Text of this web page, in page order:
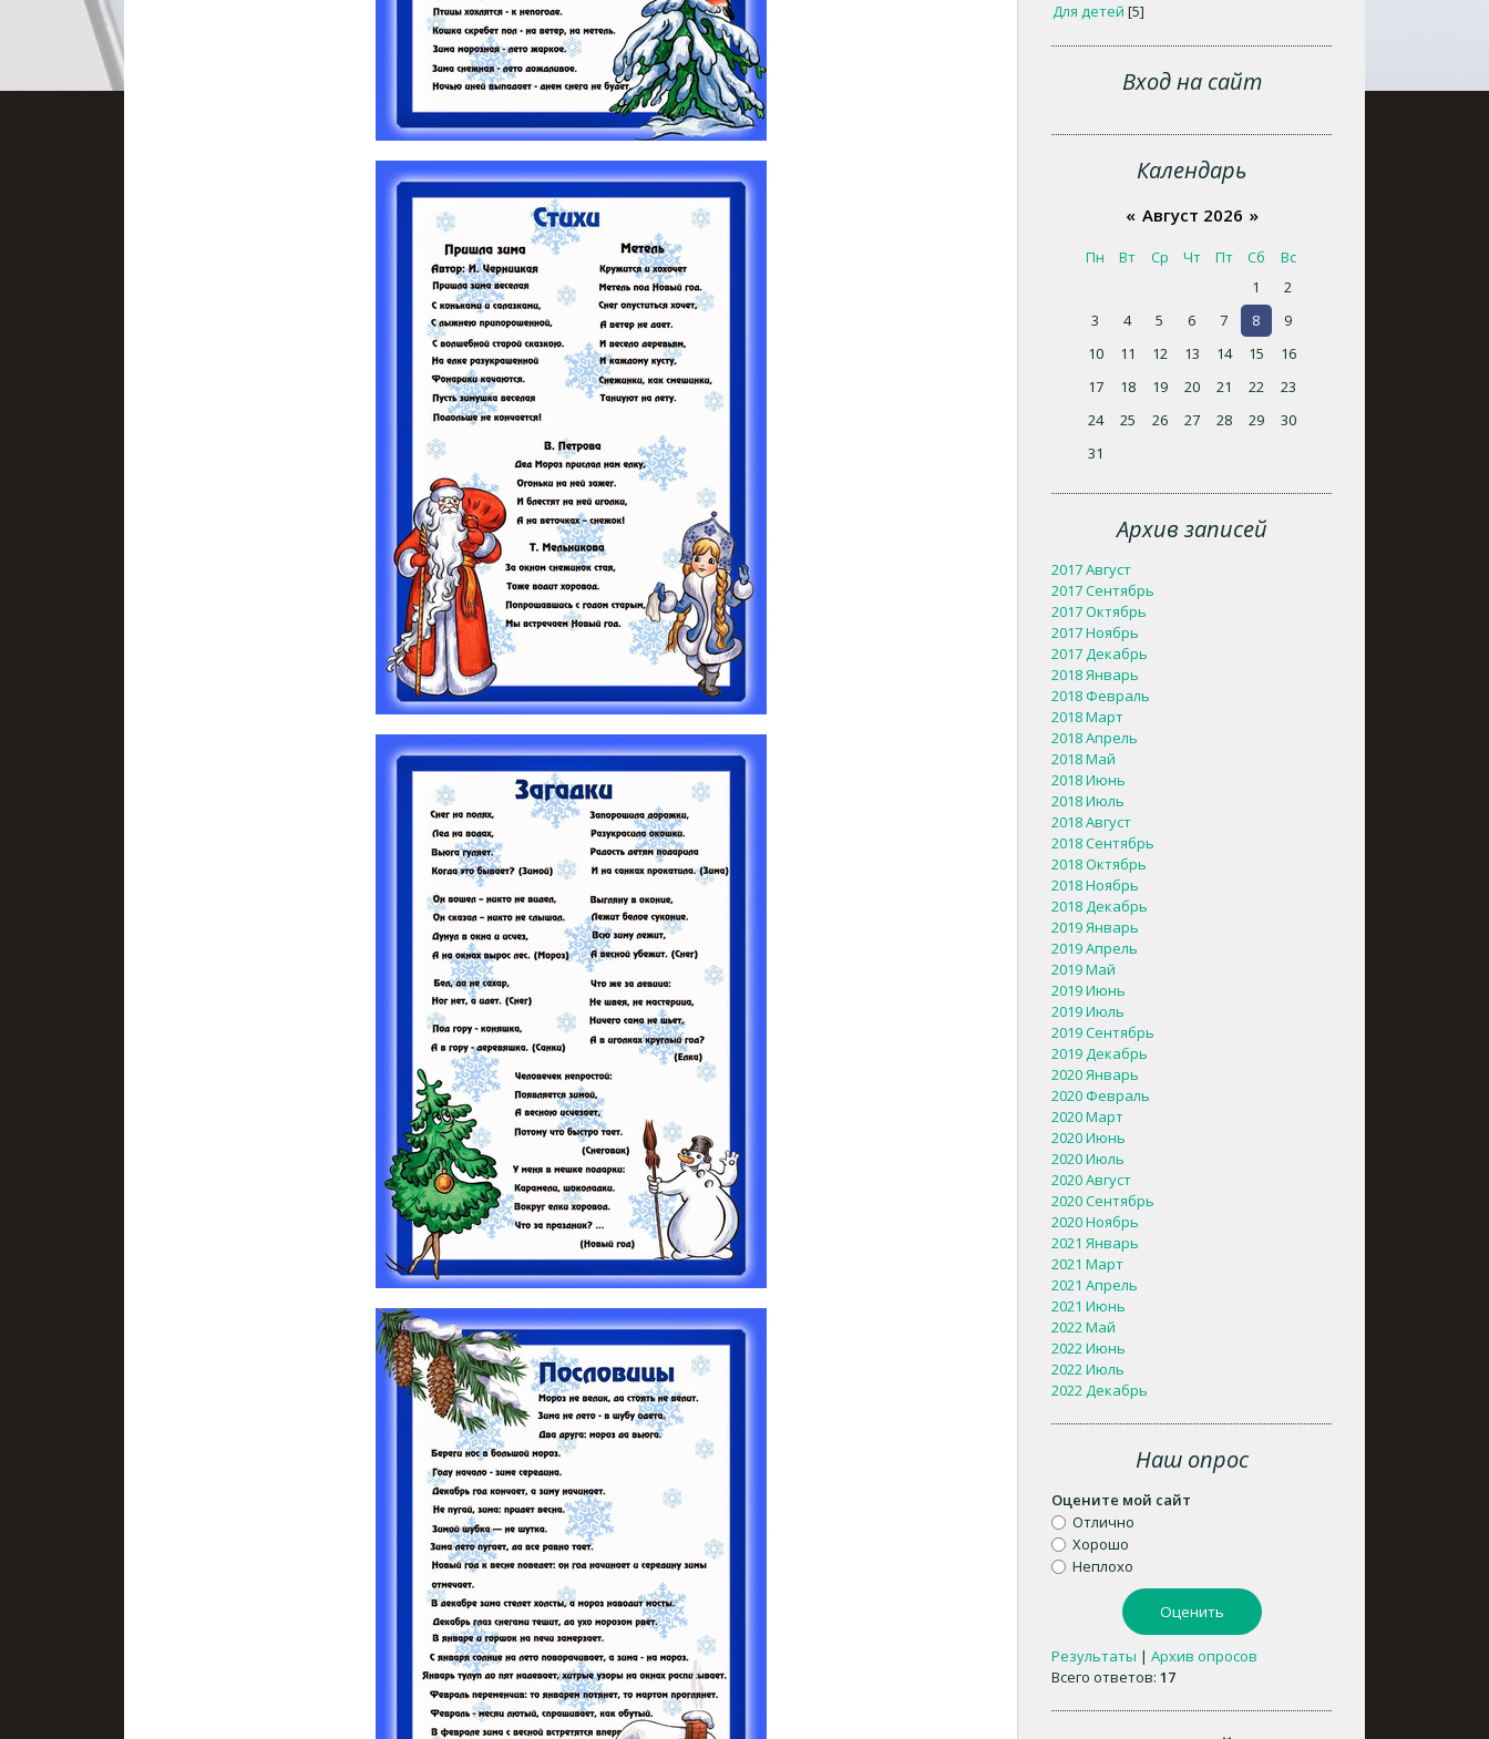
Для детей [5]
Вход на сайт
Календарь
« Август 2026 »
Пн Вт Ср Чт Пт Сб
Вс
1
2
3
4 5 6 7 8
9
10
11 12 13 14 15
16
17
18 19 20 21 22
23
24
25 26 27 28 29
30
31
Архив записей
2017 Август
2017 Сентябрь
2017 Октябрь
2017 Ноябрь
2017 Декабрь
2018 Январь
2018 Февраль
2018 Март
2018 Апрель
2018 Май
2018 Июнь
2018 Июль
2018 Август
2018 Сентябрь
2018 Октябрь
2018 Ноябрь
2018 Декабрь
2019 Январь
2019 Апрель
2019 Май
2019 Июнь
2019 Июль
2019 Сентябрь
2019 Декабрь
2020 Январь
2020 Февраль
2020 Март
2020 Июнь
2020 Июль
2020 Август
2020 Сентябрь
2020 Ноябрь
2021 Январь
2021 Март
2021 Апрель
2021 Июнь
2022 Май
2022 Июнь
2022 Июль
2022 Декабрь
Наш опрос
Оцените мой сайт
Отлично
Хорошо
Неплохо
Результаты |Архив опросов
Всего ответов:17